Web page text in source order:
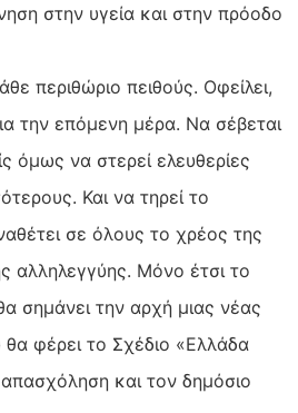
στην υγεία και στην πρόοδο
περιθώριο πειθούς. Οφείλει,
την επόμενη μέρα. Να σέβεται
όμως να στερεί ελευθερίες
Και να τηρεί το
σε όλους το χρέος της
αλληλεγγύης. Μόνο έτσι το
σημάνει την αρχή μιας νέας
φέρει το Σχέδιο «Ελλάδα
και τον δημόσιο